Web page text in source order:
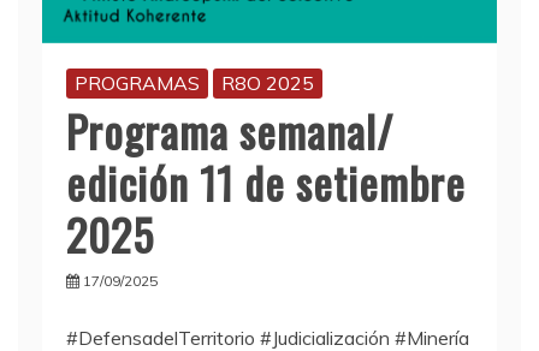
PROGRAMAS R8O 2025
Programa semanal/
edición 11 de setiembre
2025
17/09/2025
#DefensadelTerritorio #Judicialización #Minería